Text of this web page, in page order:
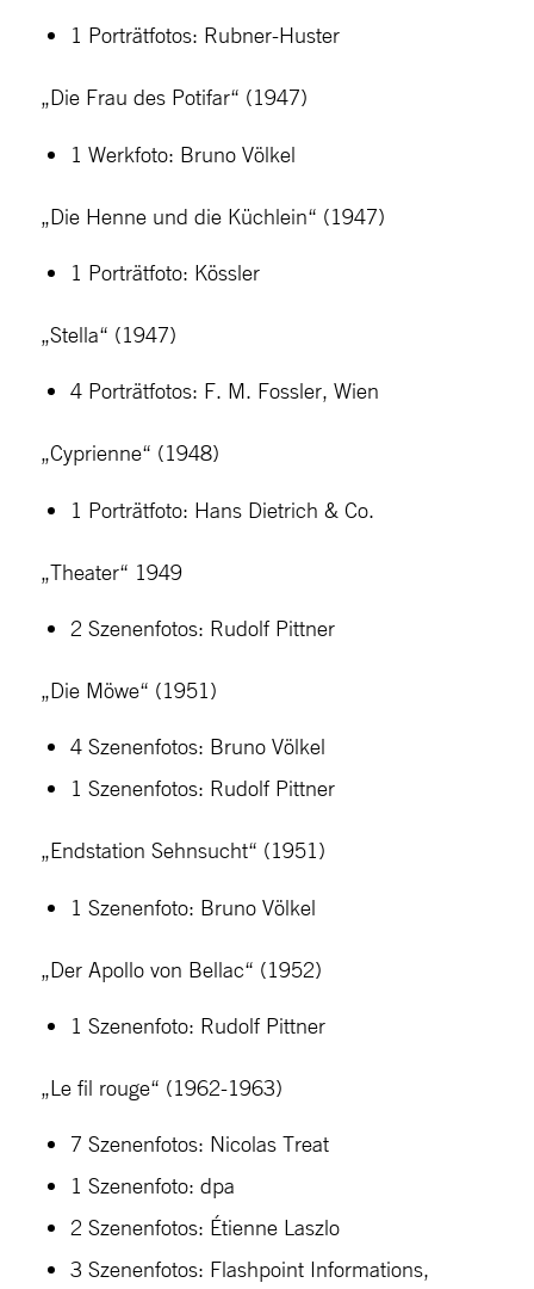
1 Porträtfotos: Rubner-Huster
„Die Frau des Potifar“ (1947)
1 Werkfoto: Bruno Völkel
„Die Henne und die Küchlein“ (1947)
1 Porträtfoto: Kössler
„Stella“ (1947)
4 Porträtfotos: F. M. Fossler, Wien
„Cyprienne“ (1948)
1 Porträtfoto: Hans Dietrich & Co.
„Theater“ 1949
2 Szenenfotos: Rudolf Pittner
„Die Möwe“ (1951)
4 Szenenfotos: Bruno Völkel
1 Szenenfotos: Rudolf Pittner
„Endstation Sehnsucht“ (1951)
1 Szenenfoto: Bruno Völkel
„Der Apollo von Bellac“ (1952)
1 Szenenfoto: Rudolf Pittner
„Le fil rouge“ (1962-1963)
7 Szenenfotos: Nicolas Treat
1 Szenenfoto: dpa
2 Szenenfotos: Étienne Laszlo
3 Szenenfotos: Flashpoint Informations,